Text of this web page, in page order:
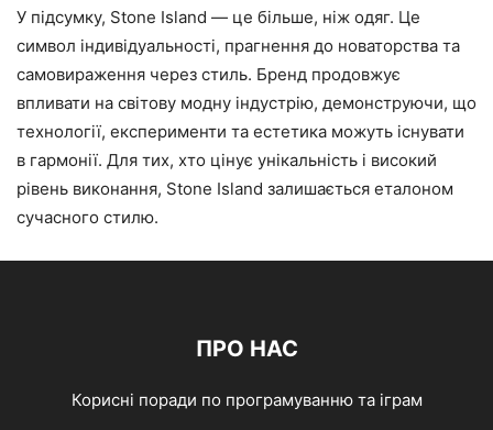
У підсумку, Stone Island — це більше, ніж одяг. Це
символ індивідуальності, прагнення до новаторства та
самовираження через стиль. Бренд продовжує
впливати на світову модну індустрію, демонструючи, що
технології, експерименти та естетика можуть існувати
в гармонії. Для тих, хто цінує унікальність і високий
рівень виконання, Stone Island залишається еталоном
сучасного стилю.
ПРО НАС
Корисні поради по програмуванню та іграм